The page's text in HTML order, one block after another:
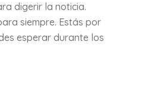
digerir la noticia.
siempre. Estás por
esperar durante los